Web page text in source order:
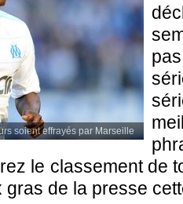
soient effrayés par Marseille
le classement de
gras de la presse